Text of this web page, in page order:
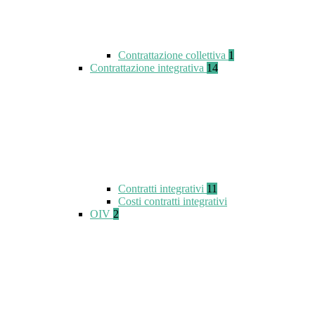
Contrattazione collettiva 1
Contrattazione integrativa 14
Contratti integrativi 11
Costi contratti integrativi
OIV 2